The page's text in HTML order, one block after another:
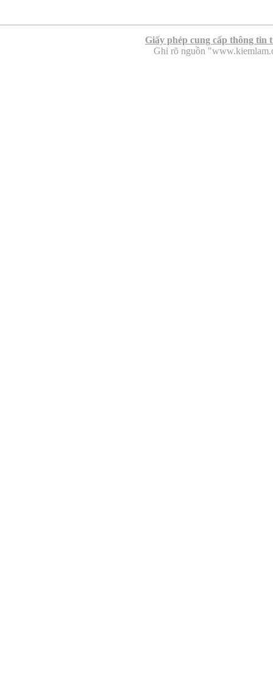
Giấy phép cung cấp thông tin
Ghi rõ nguồn